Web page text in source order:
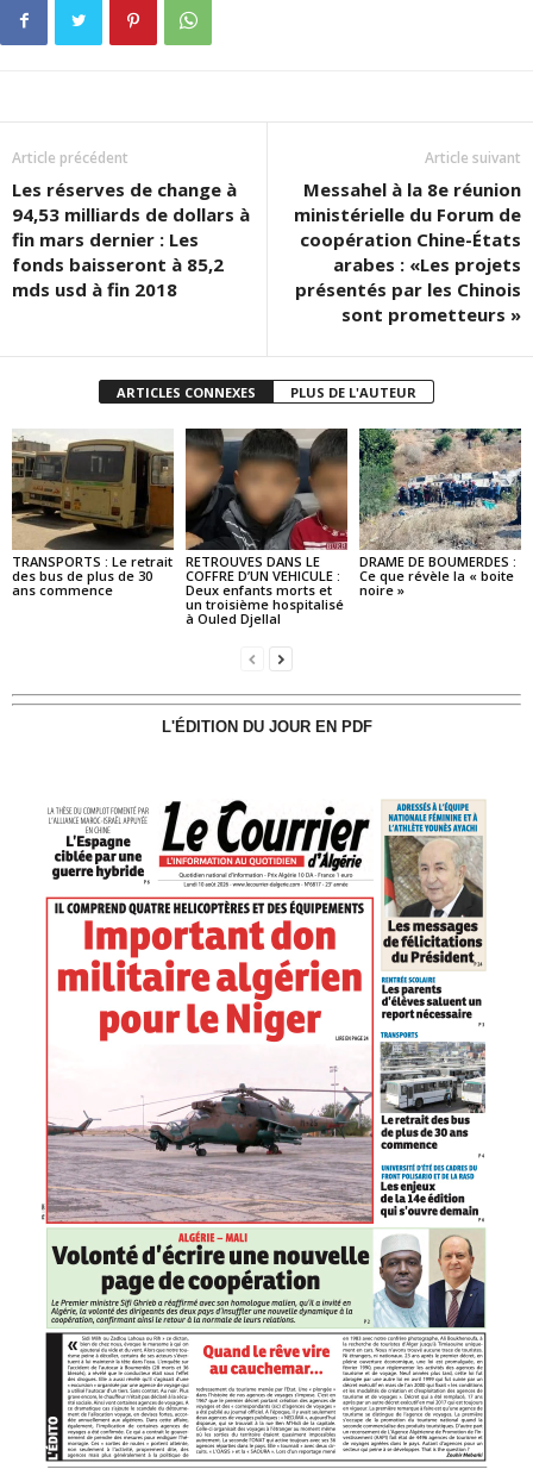
Article précédent
Les réserves de change à
94,53 milliards de dollars à
fin mars dernier : Les
fonds baisseront à 85,2
mds usd à fin 2018
Article suivant
Messahel à la 8e réunion
ministérielle du Forum de
coopération Chine-États
arabes : «Les projets
présentés par les Chinois
sont prometteurs »
ARTICLES CONNEXES PLUS DE L'AUTEUR
TRANSPORTS : Le retrait
des bus de plus de 30
ans commence
RETROUVES DANS LE
COFFRE D’UN VEHICULE :
Deux enfants morts et
un troisième hospitalisé
à Ouled Djellal
DRAME DE BOUMERDES :
Ce que révèle la « boite
noire »
L'ÉDITION DU JOUR EN PDF